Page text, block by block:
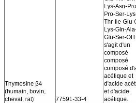
Thymosine β4
(humain, bovin,
cheval, rat)
77591-33-4
Lys-Asn-
Pro-Ser-
Thr-Ile-Glu-
Lys-Gln-
Glu-Ser-OH
s'agit d'un
composé
composé
composé
acétique et
d'acide
et d'acide
acétique.